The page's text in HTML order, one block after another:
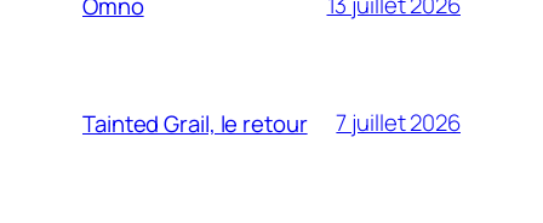
Tainted Grail, le retour 7 juillet 2026